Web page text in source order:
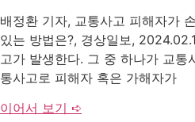
배정환 기자, 교통사고 피해자가
있는 방법은?, 경상일보,
고가 발생한다. 그 중 하나가 교통
통사고로 피해자 혹은 가해자가
이어서 보기 ➪